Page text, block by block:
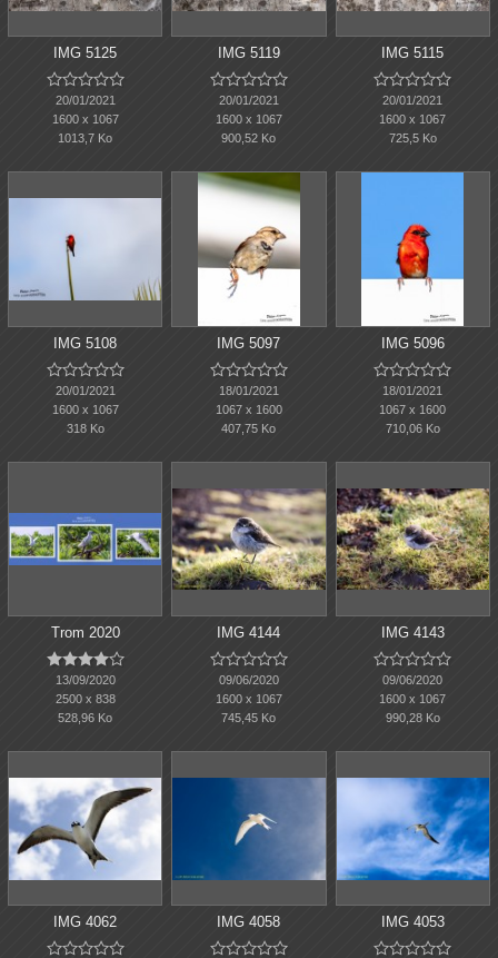
IMG 5125

20/01/2021
1600 x 1067
1013,7 Ko
IMG 5119

20/01/2021
1600 x 1067
900,52 Ko
IMG 5115

20/01/2021
1600 x 1067
725,5 Ko
IMG 5108

20/01/2021
1600 x 1067
318 Ko
IMG 5097

18/01/2021
1067 x 1600
407,75 Ko
IMG 5096

18/01/2021
1067 x 1600
710,06 Ko
Trom 2020

13/09/2020
2500 x 838
528,96 Ko
IMG 4144

09/06/2020
1600 x 1067
745,45 Ko
IMG 4143

09/06/2020
1600 x 1067
990,28 Ko
IMG 4062

IMG 4058

IMG 4053
